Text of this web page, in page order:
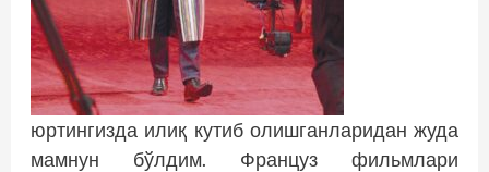
юртингизда илиқ кутиб олишганларидан жуда
мамнун бўлдим. Француз фильмлари